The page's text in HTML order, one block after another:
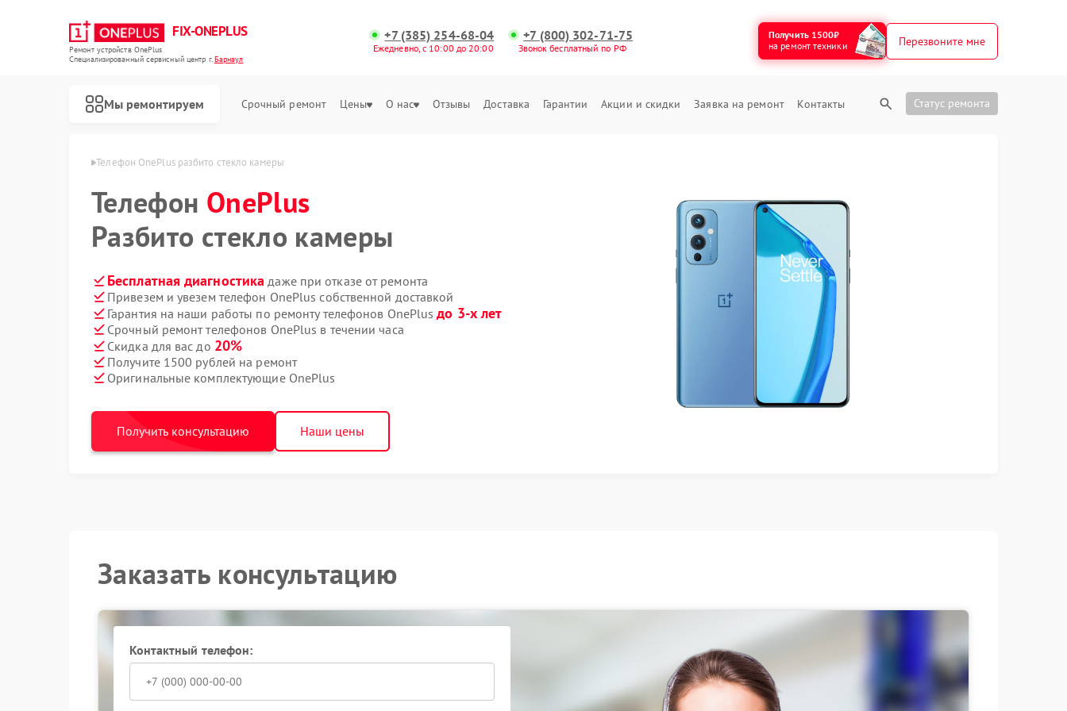
FIX-ONEPLUS
Ремонт устройств OnePlus
Специализированный cервисный центр г.Барнаул
+7 (385) 254-68-04
Ежедневно, с 10:00 до 20:00
+7 (800) 302-71-75
Звонок бесплатный по РФ
Получить 1500₽
на ремонт техники
Перезвоните мне
Мы ремонтируем Срочный ремонт Цены О нас Отзывы Доставка Гарантии Акции и скидки Заявка на ремонт Контакты Статус ремонта
в Барнауле Телефон OnePlus разбито стекло камеры
Телефон OnePlus
Разбито стекло камеры
Бесплатная диагностика даже при отказе от ремонта
Привезем и увезем телефон OnePlus собственной доставкой
Гарантия на наши работы по ремонту телефонов OnePlusдо 3-х лет
Срочный ремонт телефонов OnePlus в течении часа
Скидка для вас до 20%
Получите 1500 рублей на ремонт
Оригинальные комплектующие OnePlus
Получить консультацию Наши цены
Заказать консультацию
Контактный телефон: